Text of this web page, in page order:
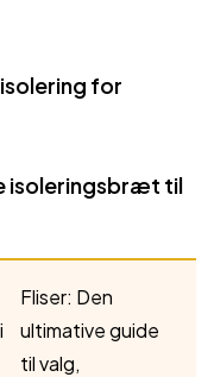
for
isoleringsbræt til
Fliser: Den
ultimative guide
til valg,